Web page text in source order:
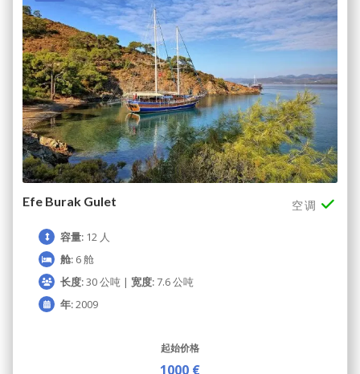
Efe Burak Gulet 空调
容量: 12 人
舱: 6 舱
长度:30 公吨 | 宽度:7.6 公吨
年:2009
起始价格
1000 €